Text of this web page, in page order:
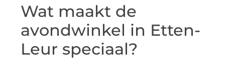
Wat maakt de
avondwinkel in Etten-
Leur speciaal?